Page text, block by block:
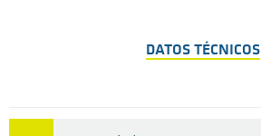
DATOS TÉCNICOS